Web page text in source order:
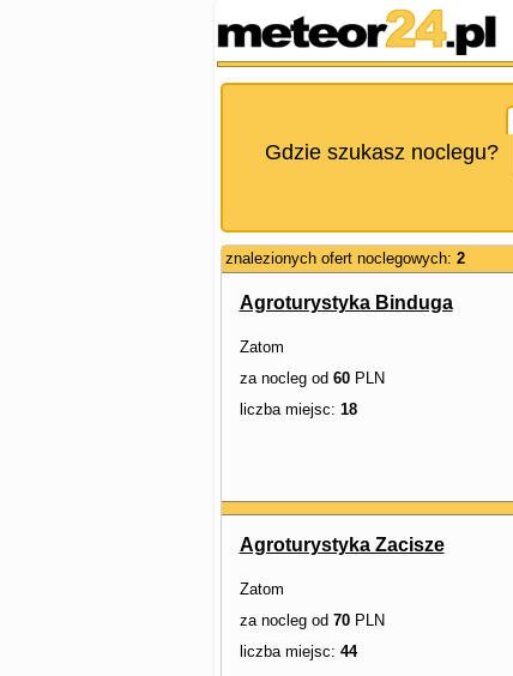
Gdzie szukasz noclegu?
znalezionych ofert noclegowych: 2
Agroturystyka Binduga
Zatom
za nocleg od 60PLN
liczba miejsc: 18
Agroturystyka Zacisze
Zatom
za nocleg od 70PLN
liczba miejsc: 44